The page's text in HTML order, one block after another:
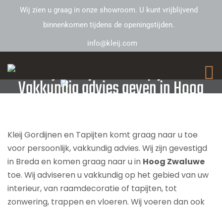
Wij zien u graag in onze showroom. U kunt vrijblijvend
binnenkomen tijdens de openingstijden.
info@kleij.com
Kleij Gordijnen en Tapijten –
Vakkundig advies geven in Hoog
Kleij Gordijnen en Tapijten komt graag naar u toe
voor persoonlijk, vakkundig advies. Wij zijn gevestigd
in Breda en komen graag naar u in Hoog Zwaluwe
toe. Wij adviseren u vakkundig op het gebied van uw
interieur, van raamdecoratie of tapijten, tot
zonwering, trappen en vloeren. Wij voeren dan ook